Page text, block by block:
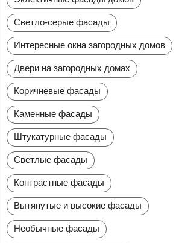
Светло-серые фасады
Интересные окна загородных домов
Двери на загородных домах
Коричневые фасады
Каменные фасады
Штукатурные фасады
Светлые фасады
Контрастные фасады
Вытянутые и высокие фасады
Необычные фасады